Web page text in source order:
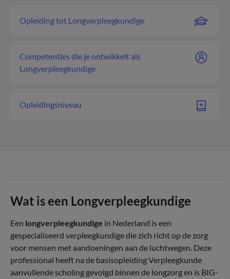
Opleiding tot Longverpleegkundige
Competenties die je ontwikkelt als
Longverpleegkundige
Opleidingsniveau
Wat is een Longverpleegkundige
Een longverpleegkundige in Nederland is een
gespecialiseerd verpleegkundige die zich richt op de zorg
voor mensen met aandoeningen aan de luchtwegen. Deze
professional heeft na de basisopleiding Verpleegkunde
aanvullende scholing gevolgd binnen de longzorg en is BIG-